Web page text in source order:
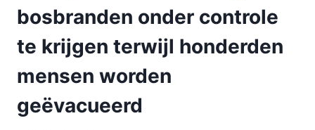
bosbranden onder controle
te krijgen terwijl honderden
mensen worden
geëvacueerd